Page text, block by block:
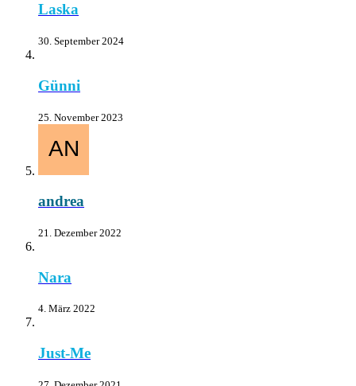
Laska
30. September 2024
Günni
25. November 2023
andrea
21. Dezember 2022
Nara
4. März 2022
Just-Me